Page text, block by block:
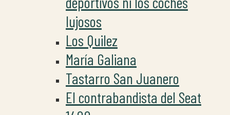
lujosos
Los Quilez
María Galiana
Tastarro San Juanero
El contrabandista del Seat